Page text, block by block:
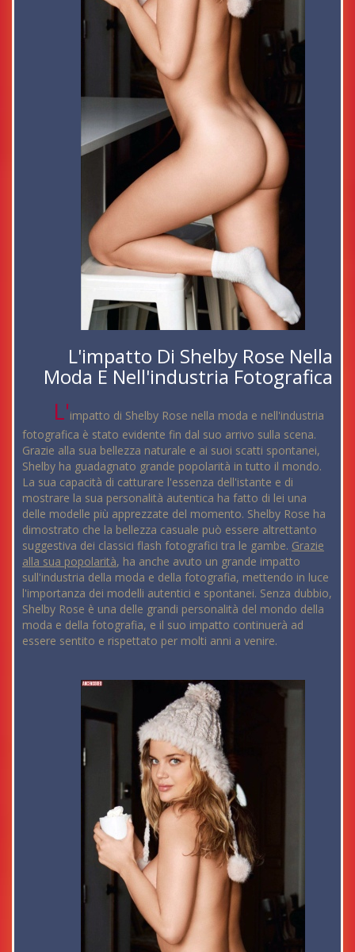
L'impatto Di Shelby Rose Nella
Moda E Nell'industria Fotografica
L'impatto di Shelby Rose nella moda e nell'industria
fotografica è stato evidente fin dal suo arrivo sulla scena.
Grazie alla sua bellezza naturale e ai suoi scatti spontanei,
Shelby ha guadagnato grande popolarità in tutto il mondo.
La sua capacità di catturare l'essenza dell'istante e di
mostrare la sua personalità autentica ha fatto di lei una
delle modelle più apprezzate del momento. Shelby Rose ha
dimostrato che la bellezza casuale può essere altrettanto
suggestiva dei classici flash fotografici tra le gambe. Grazie
alla sua popolarità, ha anche avuto un grande impatto
sull'industria della moda e della fotografia, mettendo in luce
l'importanza dei modelli autentici e spontanei. Senza dubbio,
Shelby Rose è una delle grandi personalità del mondo della
moda e della fotografia, e il suo impatto continuerà ad
essere sentito e rispettato per molti anni a venire.